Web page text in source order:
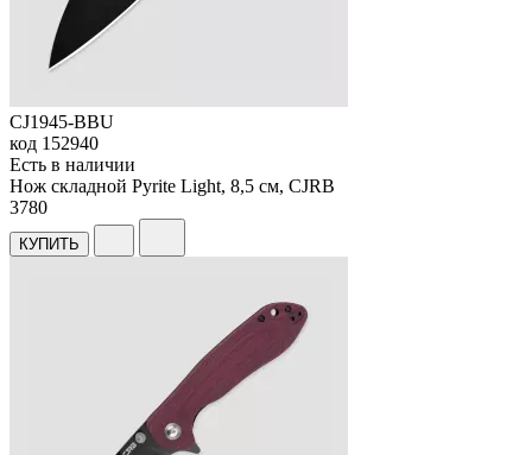
CJ1945-BBU
код 152940
Есть в наличии
Нож складной Pyrite Light, 8,5 см, CJRB
3780
КУПИТЬ